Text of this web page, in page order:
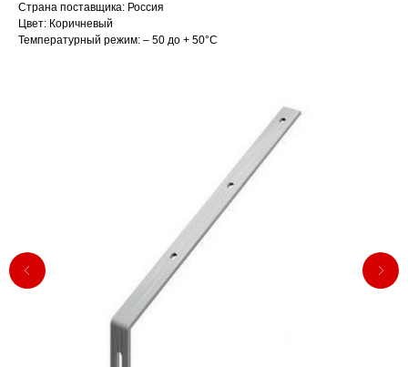
Страна поставщика: Россия
Цвет: Коричневый
Температурный режим: – 50 до + 50°С